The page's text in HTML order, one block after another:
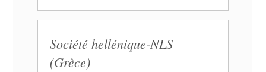
Société hellénique-NLS
(Grèce)